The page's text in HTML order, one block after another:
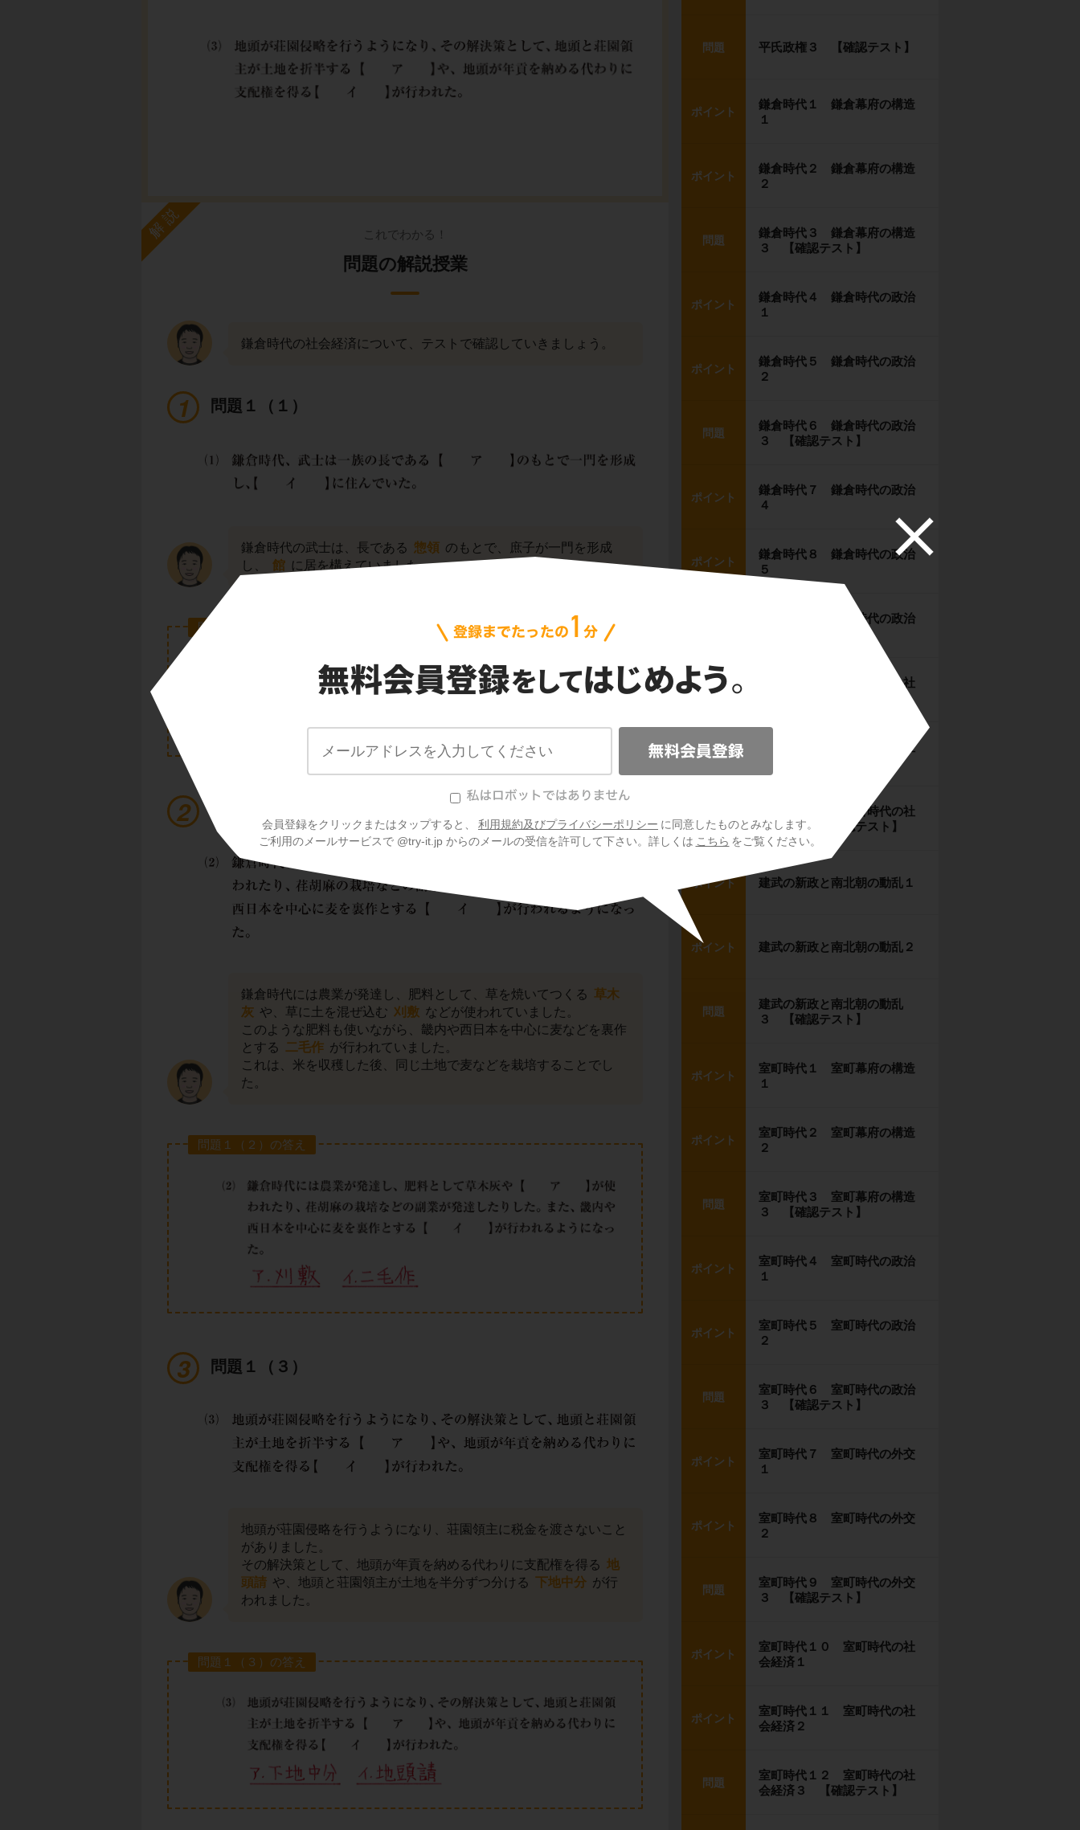
会員登録をクリックまたはタップすると、 利用規約及びプライバシーポリシー に同意したものとみなします。
ご利用のメールサービスで @try-it.jp からのメールの受信を許可して下さい。詳しくは こちら をご覧ください。
解説 これでわかる！
問題の解説授業
鎌倉時代の社会経済について、テストで確認していきましょう。
問題１（１）
鎌倉時代の武士は、長である 惣領 のもとで、庶子が一門を形成
し、
館 に居を構えていました。
問題１（１）の答え
鎌倉時代には農業が発達し、肥料として、草を焼いてつくる 草木
灰 や、草に土を混ぜ込む 刈敷 などが使われていました。
このような肥料も使いながら、畿内や西日本を中心に麦などを裏作
とする 二毛作 が行われていました。
これは、米を収穫した後、同じ土地で麦などを栽培することでし
た。
問題１（２）の答え
問題１（３）
地頭が荘園侵略を行うようになり、荘園領主に税金を渡さないこと
がありました。
その解決策として、地頭が年貢を納める代わりに支配権を得る 地
頭請 や、地頭と荘園領主が土地を半分ずつ分ける 下地中分 が行
われました。
問題１（３）の答え
問題 平氏政権３ 【確認テスト】
ポイント
鎌倉時代１ 鎌倉幕府の構造
１
ポイント
鎌倉時代２ 鎌倉幕府の構造
２
問題
鎌倉時代３ 鎌倉幕府の構造
３ 【確認テスト】
ポイント
鎌倉時代４ 鎌倉時代の政治
１
ポイント
鎌倉時代５ 鎌倉時代の政治
２
問題
鎌倉時代６ 鎌倉時代の政治
３ 【確認テスト】
ポイント
鎌倉時代７ 鎌倉時代の政治
４
ポイント
鎌倉時代８ 鎌倉時代の政治
５
鎌倉時代９ 鎌倉時代の政治
ポイント
鎌倉時代１０ 鎌倉時代の社
ポイント
鎌倉時代１１ 鎌倉時代の社
問題
鎌倉時代１２ 鎌倉時代の社
会経済３ 【確認テスト】
ポイント 建武の新政と南北朝の動乱１
ポイント 建武の新政と南北朝の動乱２
問題
建武の新政と南北朝の動乱
３ 【確認テスト】
ポイント
室町時代１ 室町幕府の構造
１
ポイント
室町時代２ 室町幕府の構造
２
問題
室町時代３ 室町幕府の構造
３ 【確認テスト】
ポイント
室町時代４ 室町時代の政治
１
ポイント
室町時代５ 室町時代の政治
２
問題
室町時代６ 室町時代の政治
３ 【確認テスト】
ポイント
室町時代７ 室町時代の外交
１
ポイント
室町時代８ 室町時代の外交
２
問題
室町時代９ 室町時代の外交
３ 【確認テスト】
ポイント
室町時代１０ 室町時代の社
会経済１
ポイント
室町時代１１ 室町時代の社
会経済２
問題
室町時代１２ 室町時代の社
会経済３ 【確認テスト】